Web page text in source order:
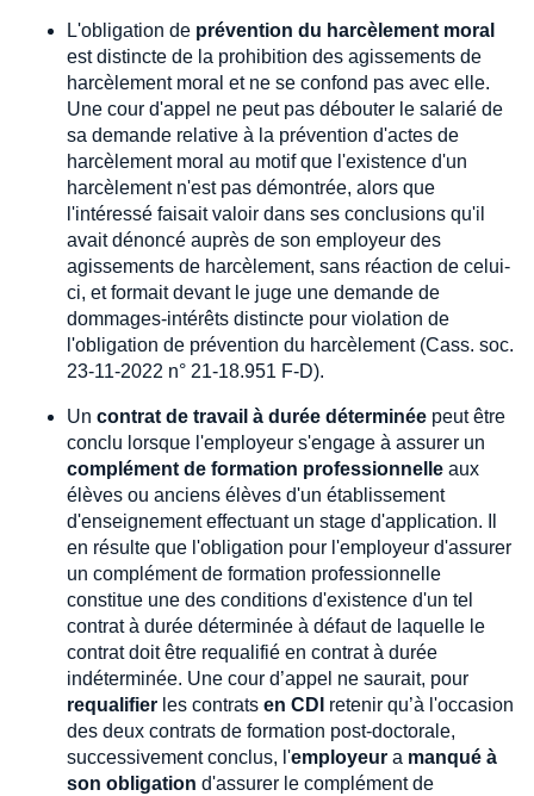
L'obligation de prévention du harcèlement moral
est distincte de la prohibition des agissements de
harcèlement moral et ne se confond pas avec elle.
Une cour d'appel ne peut pas débouter le salarié de
sa demande relative à la prévention d'actes de
harcèlement moral au motif que l'existence d'un
harcèlement n'est pas démontrée, alors que
l'intéressé faisait valoir dans ses conclusions qu'il
avait dénoncé auprès de son employeur des
agissements de harcèlement, sans réaction de celui-
ci, et formait devant le juge une demande de
dommages-intérêts distincte pour violation de
l'obligation de prévention du harcèlement (Cass. soc.
23-11-2022 n° 21-18.951 F-D).
Un contrat de travail à durée déterminée peut être
conclu lorsque l'employeur s'engage à assurer un
complément de formation professionnelle aux
élèves ou anciens élèves d'un établissement
d'enseignement effectuant un stage d'application. Il
en résulte que l'obligation pour l'employeur d'assurer
un complément de formation professionnelle
constitue une des conditions d'existence d'un tel
contrat à durée déterminée à défaut de laquelle le
contrat doit être requalifié en contrat à durée
indéterminée. Une cour d’appel ne saurait, pour
requalifier les contrats en CDI retenir qu’à l'occasion
des deux contrats de formation post-doctorale,
successivement conclus, l'employeur a manqué à
son obligation d'assurer le complément de